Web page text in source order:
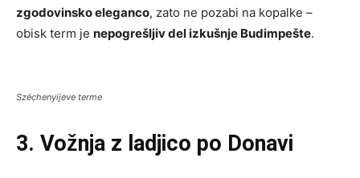
zgodovinsko eleganco, zato ne pozabi na kopalke –
obisk term je nepogrešljiv del izkušnje Budimpešte.
Széchenyijeve terme
3. Vožnja z ladjico po Donavi